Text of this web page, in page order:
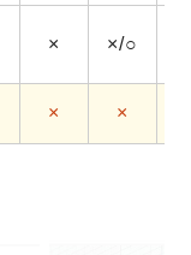
× ×/○
× ×